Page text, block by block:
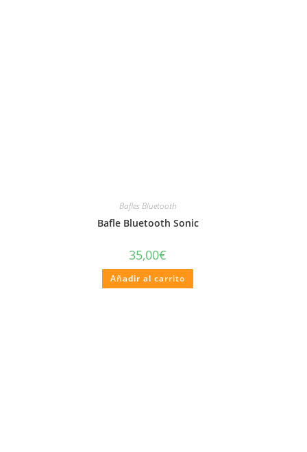
Bafles Bluetooth
Bafle Bluetooth Sonic
35,00€
Añadir al carrito